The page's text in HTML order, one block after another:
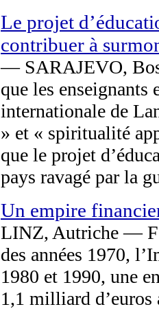
Le projet
contribuer à
— SARAJEVO,
que les
internationale de
» et « spiritualité
que le projet
pays ravagé par la
Un empire
LINZ, Autriche —
des années 1970,
1980 et 1990, une
1,1 milliard d’euros